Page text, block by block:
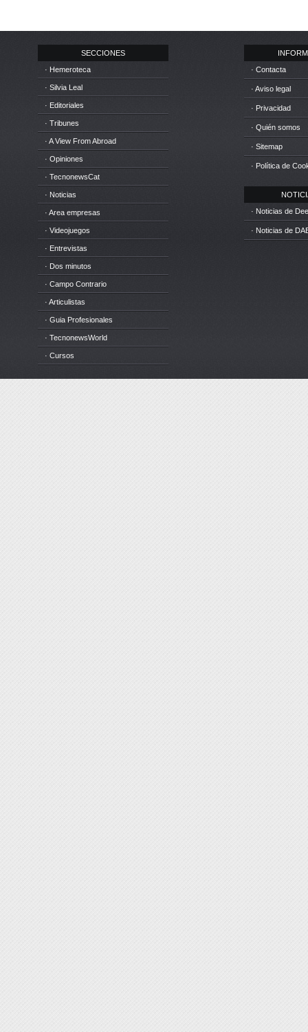
SECCIONES
· Hemeroteca
· Silvia Leal
· Editoriales
· Tribunes
· A View From Abroad
· Opiniones
· TecnonewsCat
· Noticias
· Area empresas
· Videojuegos
· Entrevistas
· Dos minutos
· Campo Contrario
· Articulistas
· Guia Profesionales
· TecnonewsWorld
· Cursos
· Contacta
· Aviso legal
· Privacidad
· Quién somos
· Sitemap
· Política de
· Noticias de
· Noticias de